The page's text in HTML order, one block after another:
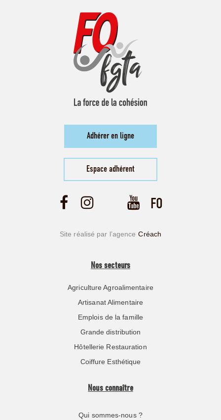
Adhérer en ligne
Espace adhérent
Site réalisé par l’agence Créach
Nos secteurs
Agriculture Agroalimentaire
Artisanat Alimentaire
Emplois de la famille
Grande distribution
Hôtellerie Restauration
Coiffure Esthétique
Nous connaître
Qui sommes-nous ?